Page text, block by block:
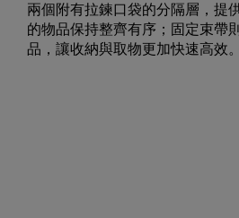
兩個附有拉鍊口袋的分隔層，提
的物品保持整齊有序；固定束帶
品，讓收納與取物更加快速高效。